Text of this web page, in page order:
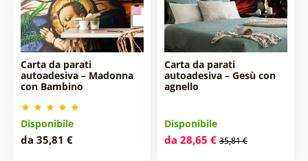
Carta da parati
autoadesiva – Madonna
con Bambino
Disponibile
da 35,81 €
Carta da parati
autoadesiva – Gesù con
agnello
Disponibile
da 28,65 € 35,81 €